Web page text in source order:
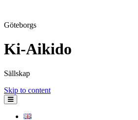
Göteborgs
Ki-Aikido
Sällskap
Skip to content